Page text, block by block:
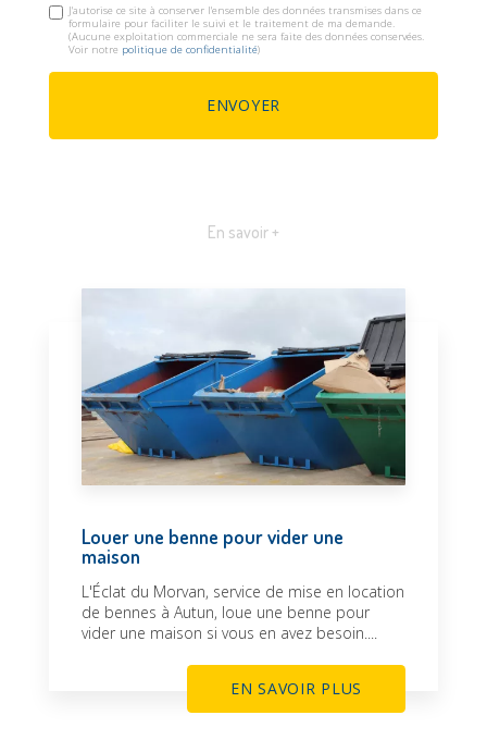
J'autorise ce site à conserver l'ensemble des données transmises dans ce
formulaire pour faciliter le suivi et le traitement de ma demande.
(Aucune exploitation commerciale ne sera faite des données conservées.
Voir notre politique de confidentialité)
En savoir +
Louer une benne pour vider une
maison
L'Éclat du Morvan, service de mise en location
de bennes à Autun, loue une benne pour
vider une maison si vous en avez besoin....
EN SAVOIR PLUS